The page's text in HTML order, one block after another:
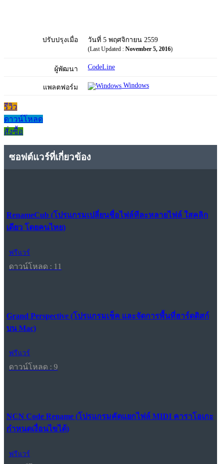
ปรับปรุงเมื่อ วันที่ 5 พฤศจิกายน 2559
(Last Updated : November 5, 2016)
ผู้พัฒนา CodeLine
แพลตฟอร์ม Windows
รีวิว
ดาวน์โหลด
สั่งซื้อ
ซอฟต์แวร์ที่เกี่ยวข้อง
RenameCub (โปรแกรมเปลี่ยนชื่อไฟล์ทีละหลายไฟล์ ใสคลิก
เดียว โดยคนไทย)
ฟรีแวร์
ดาวน์โหลด : 11
Grand Perspective (โปรแกรมเช็ค และจัดการพื้นที่ฮาร์ดดิสก์
บน Mac)
ฟรีแวร์
ดาวน์โหลด : 9
NCN Code Rename (โปรแกรมคัดแยกไฟล์ MIDI คาราโอเกะ
กำหนดเงื่อนไขได้)
ฟรีแวร์